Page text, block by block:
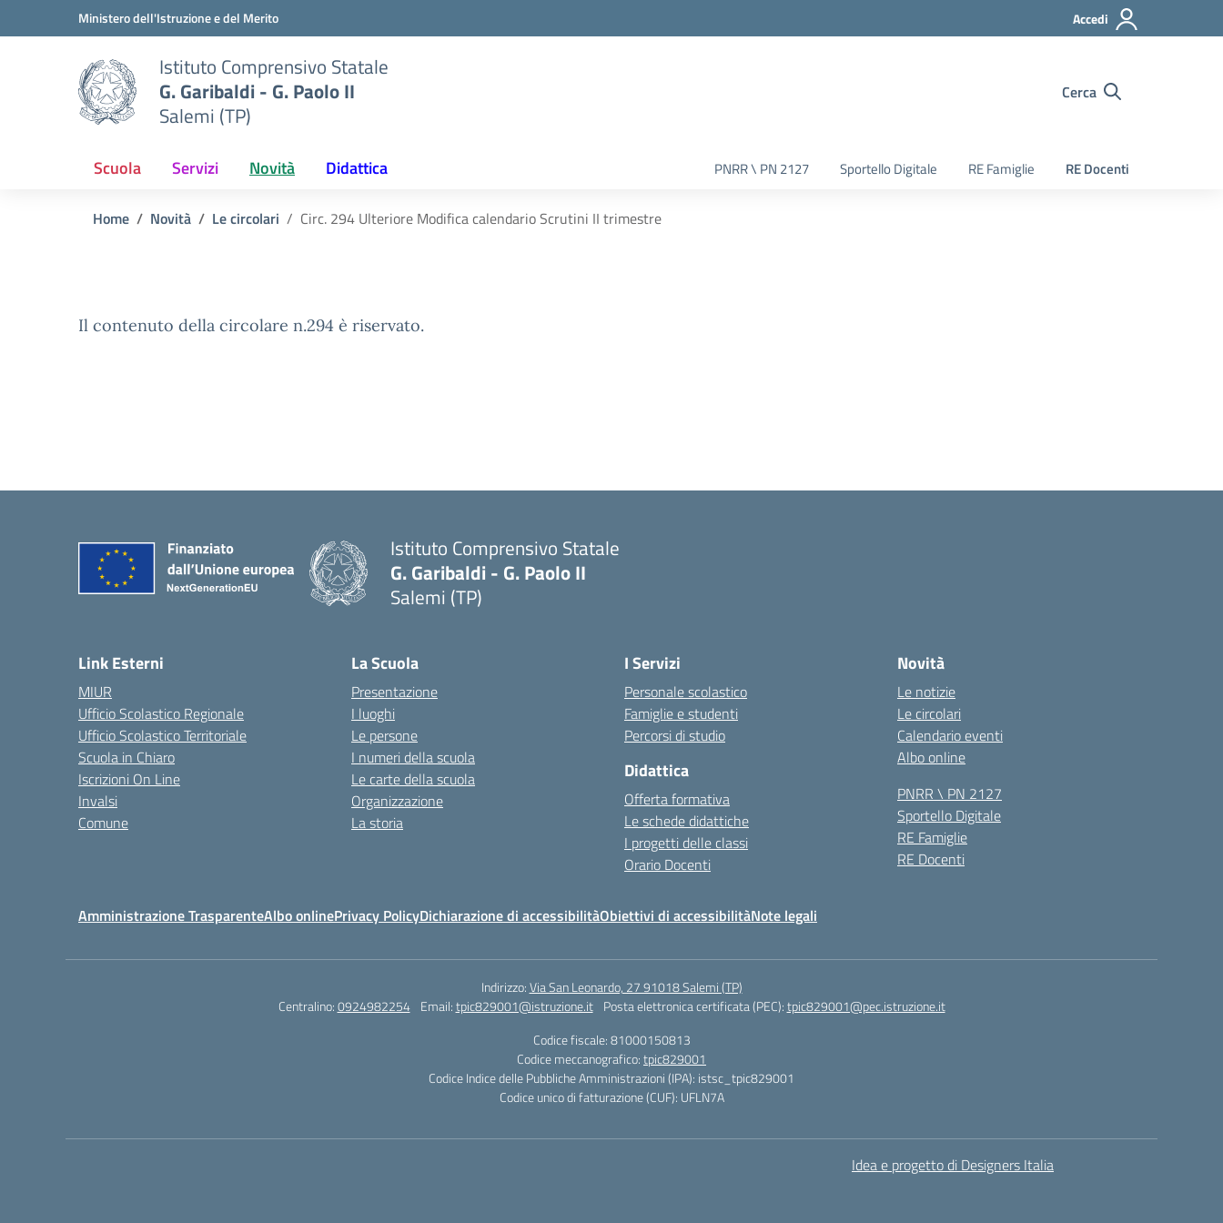
Vai ai contenuti
Vai al menu di navigazioneMinistero dell'Istruzione e del Merito Accedi
Istituto Comprensivo Statale
G. Garibaldi - G. Paolo II
Salemi (TP)
Cerca
Scuola Servizi Novità Didattica PNRR \ PN 2127 Sportello Digitale RE Famiglie RE Docenti
Home Novità Le circolari Circ. 294 Ulteriore Modifica calendario Scrutini II trimestre
Il contenuto della circolare n.294 è riservato.
Istituto Comprensivo Statale
G. Garibaldi - G. Paolo II
Salemi (TP)
Link Esterni
MIUR
Ufficio Scolastico Regionale
Ufficio Scolastico Territoriale
Scuola in Chiaro
Iscrizioni On Line
Invalsi
Comune
La Scuola
Presentazione
I luoghi
Le persone
I numeri della scuola
Le carte della scuola
Organizzazione
La storia
I Servizi
Personale scolastico
Famiglie e studenti
Percorsi di studio
Didattica
Offerta formativa
Le schede didattiche
I progetti delle classi
Orario Docenti
Novità
Le notizie
Le circolari
Calendario eventi
Albo online
PNRR \ PN 2127
Sportello Digitale
RE Famiglie
RE Docenti
Amministrazione TrasparenteAlbo onlinePrivacy PolicyDichiarazione di accessibilitàObiettivi di accessibilitàNote legali
Indirizzo:Via San Leonardo, 27 91018 Salemi (TP)
Centralino:0924982254 Email:tpic829001@istruzione.it Posta elettronica certificata (PEC):tpic829001@pec.istruzione.it
Codice fiscale: 81000150813
Codice meccanografico:tpic829001
Codice Indice delle Pubbliche Amministrazioni (IPA): istsc_tpic829001
Codice unico di fatturazione (CUF): UFLN7A
Idea e progetto di Designers Italia